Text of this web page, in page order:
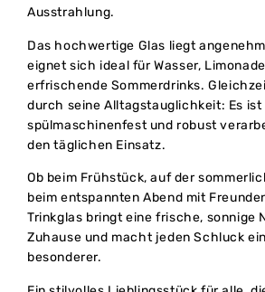
Ausstrahlung.
Das hochwertige Glas liegt
eignet sich ideal für Wasser,
erfrischende Sommerdrinks.
durch seine Alltagstauglichkeit: Es ist
spülmaschinenfest und robust
den täglichen Einsatz.
Ob beim Frühstück, auf der
beim entspannten Abend mit
Trinkglas bringt eine frische, sonnige
Zuhause und macht jeden Schluck
besonderer.